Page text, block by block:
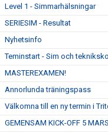
Level 1 - Simmarhälsningar
SERIESIM - Resultat
Nyhetsinfo
Teminstart - Sim och
MASTEREXAMEN!
Annorlunda träningspass
Välkomna till en ny termin i
GEMENSAM KICK-OFF 5 MARS